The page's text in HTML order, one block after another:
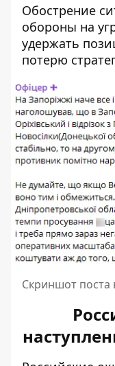
Обострение
обороны на
удержать
потерю
Скриншот поста